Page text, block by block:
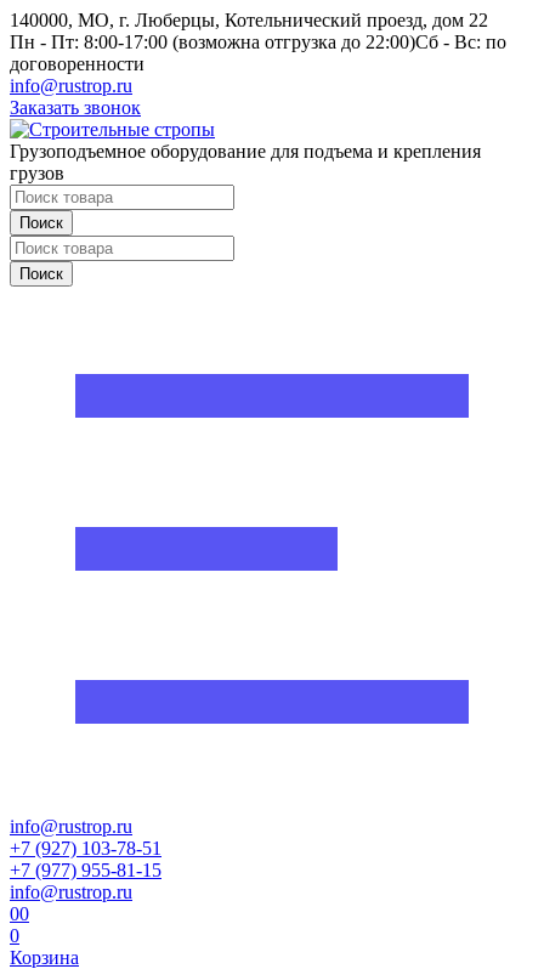
140000, МО, г. Люберцы, Котельнический проезд, дом 22
Пн - Пт: 8:00-17:00 (возможна отгрузка до 22:00)Сб - Вс: по
договоренности
info@rustrop.ru
Заказать звонок
Грузоподъемное оборудование для подъема и крепления
грузов
Поиск
Поиск
info@rustrop.ru
+7 (927) 103-78-51
+7 (977) 955-81-15
info@rustrop.ru
00
0
Корзина